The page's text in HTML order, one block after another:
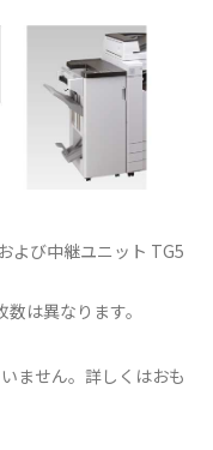
よび中継ユニット TG5
は異なります。
ません。詳しくはおも